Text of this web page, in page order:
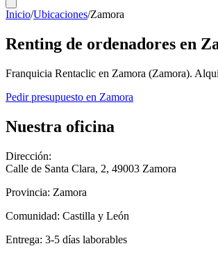
Inicio/Ubicaciones/Zamora
Renting de ordenadores en
Franquicia Rentaclic en Zamora (Zamora).
Pedir presupuesto en Zamora
Nuestra oficina
Dirección:
Calle de Santa Clara, 2, 49003 Zamora
Provincia: Zamora
Comunidad: Castilla y León
Entrega: 3-5 días laborables